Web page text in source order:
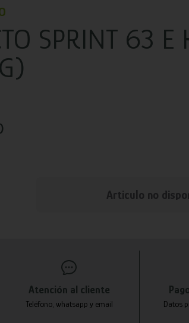
SPRINT 63 E
Articulo no
Atención al cliente
Teléfono, whatsapp y email
Datos